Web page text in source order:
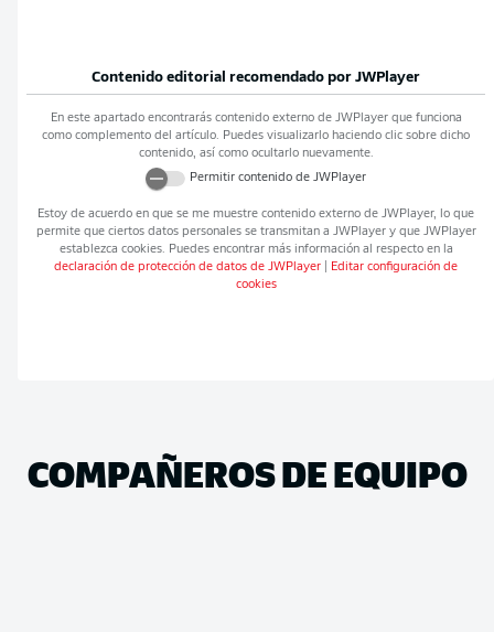
Contenido editorial recomendado por JWPlayer
En este apartado encontrarás contenido externo de JWPlayerque funciona
como complemento del artículo. Puedes visualizarlo haciendo clic sobre dicho
contenido, así como ocultarlo nuevamente.
Permitir contenido de JWPlayer
Estoy de acuerdo en que se me muestre contenido externo de JWPlayer, lo que
permite que ciertos datos personales se transmitan a JWPlayery que JWPlayer
establezca cookies. Puedes encontrar más información al respecto en la
declaración de protección de datos de JWPlayer
Editar configuración de
cookies
COMPAÑEROS DE EQUIPO